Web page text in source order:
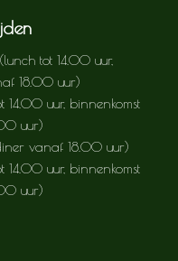
tot 14.00 uur,
18.00 uur)
uur, binnenkomst
uur)
vanaf 18.00 uur)
uur, binnenkomst
uur)